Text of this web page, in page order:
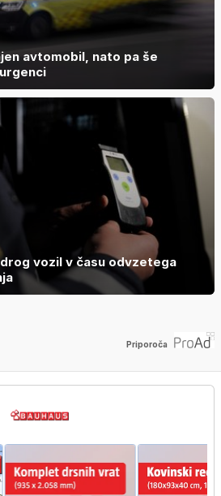
avtomobil, nato pa še
vozil v času odvzetega
Priporoča